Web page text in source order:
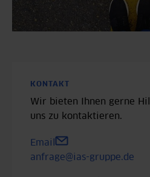
KONTAKT
Wir bieten Ihnen gerne
uns zu kontaktieren.
Email
anfrage@ias-gruppe.de